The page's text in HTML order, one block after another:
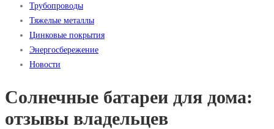
Трубопроводы
Тяжелые металлы
Цинковые покрытия
Энергосбережение
Новости
Солнечные батареи для дома:
отзывы владельцев